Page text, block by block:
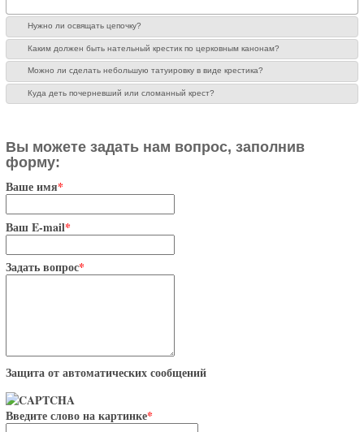
Нужно ли освящать цепочку?
Каким должен быть нательный крестик по церковным канонам?
Можно ли сделать небольшую татуировку в виде крестика?
Куда деть почерневший или сломанный крест?
Вы можете задать нам вопрос, заполнив
форму:
Ваше имя*
Ваш E-mail*
Задать вопрос*
Защита от автоматических сообщений
Введите слово на картинке*